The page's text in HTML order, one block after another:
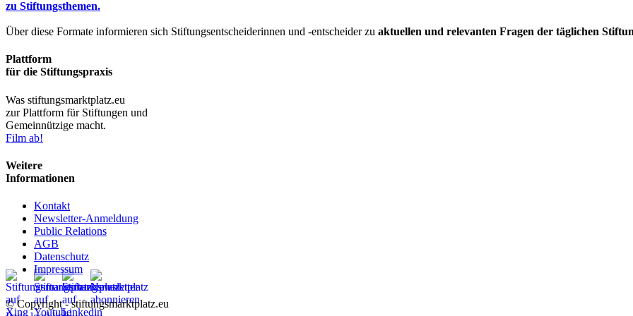
zu Stiftungsthemen.
Über diese Formate informieren sich Stiftungsentscheiderinnen und -entscheider zu aktuellen und relevanten Fragen der täglichen
Plattform
für die Stiftungspraxis
Was stiftungsmarktplatz.eu
zur Plattform für Stiftungen und
Gemeinnützige macht.
Film ab!
Weitere
Informationen
Kontakt
Newsletter-Anmeldung
Public Relations
AGB
Datenschutz
Impressum
© Copyright - stiftungsmarktplatz.eu